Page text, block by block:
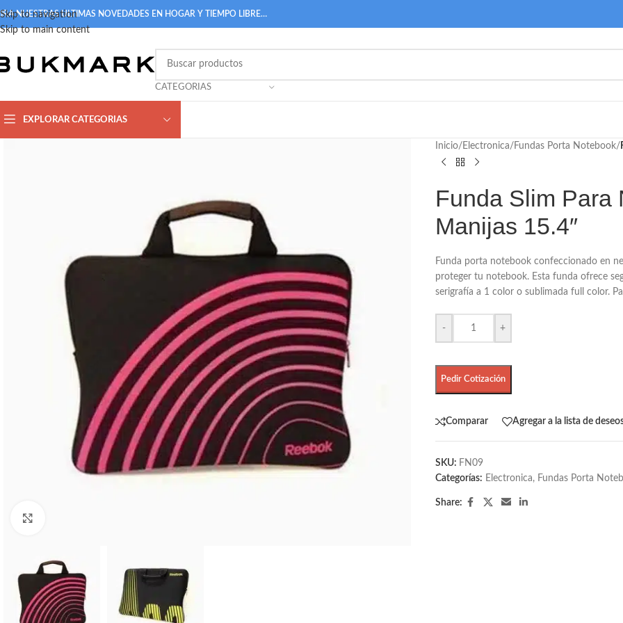
Skip to navigation
Skip to main content
NUESTRAS ULTIMAS NOVEDADES EN HOGAR Y TIEMPO LIBRE…
CATEGORIAS
EXPLORAR CATEGORIAS
Inicio/ Electronica/ Fundas Porta Notebook/
Funda Slim Para
Manijas 15.4″
Funda porta notebook confeccionado en
proteger tu notebook. Esta funda ofrece
serigrafía a 1 color o sublimada full color.
- +
Pedir Cotización
Comparar Agregar a la lista de
SKU: FN09
Categorías: Electronica, Fundas Porta
Share: